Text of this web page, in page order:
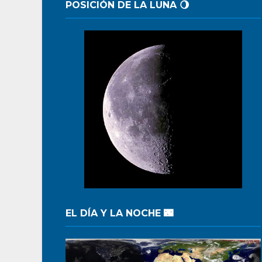
POSICIÓN DE LA LUNA 🌖
EL DÍA Y LA NOCHE 🌃